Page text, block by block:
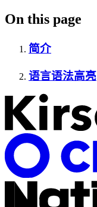
On this page
简介
语言语法高亮